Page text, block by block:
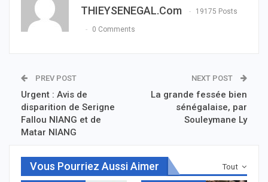
THIEYSENEGAL.com
19175 Posts
0 Comments
PREV POST
Urgent : Avis de
disparition de Serigne
Fallou NIANG et de
Matar NIANG
NEXT POST
La grande fessée bien
sénégalaise, par
Souleymane Ly
Tout
Vous Pourriez Aussi Aimer